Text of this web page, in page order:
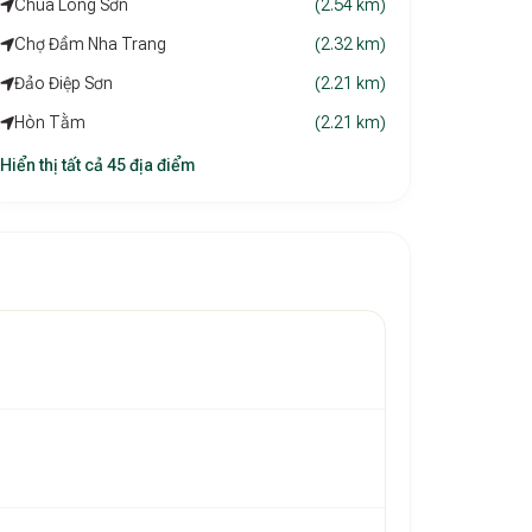
Chùa Long Sơn (2.54 km)
Chợ Đầm Nha Trang (2.32 km)
Đảo Điệp Sơn (2.21 km)
Hòn Tằm (2.21 km)
Hiển thị tất cả 45 địa điểm